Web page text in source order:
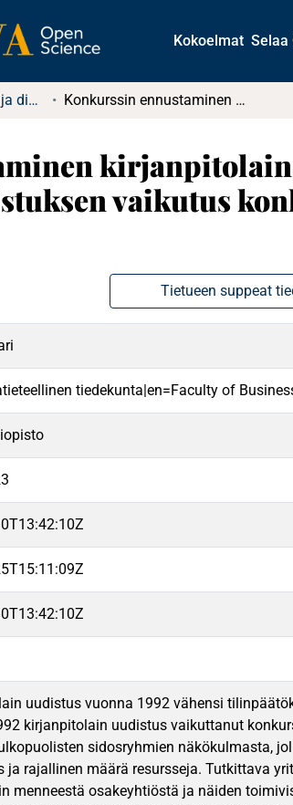
Kokoelmat Selaa
Pro gradu -tutkielmat ja diplomityöt Konkurssin ennustaminen kirjanpitolainsäädännön uudistuessa, vuoden 1992 kirjanpitouudistuksen vaikutus konkurssin ennustettavuuteen tilinpäätöstiedoista
vaikutus
Tietueen suppeat
tiedekunta|en=Faculty of
uudistus vuonna 1992 vähensi
kirjanpitolain uudistus vaikuttanut
sidosryhmien näkökulmasta,
ja rajallinen määrä resursseja. Tutkittava
menneestä osakeyhtiöstä ja näiden